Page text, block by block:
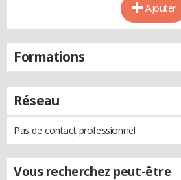
Ajouter
Formations
Réseau
Pas de contact professionnel
Vous recherchez peut-être